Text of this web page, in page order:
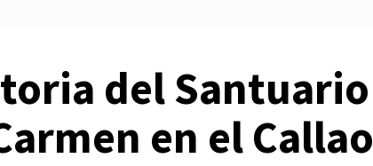
del Santuario
en el Callao